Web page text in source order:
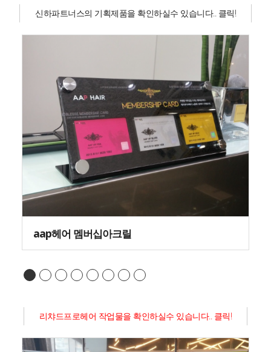
신하파트너스의 기획제품을 확인하실수 있습니다.. 클릭!
aap헤어 멤버십아크릴
리챠드프로헤어 작업물을 확인하실수 있습니다.. 클릭!